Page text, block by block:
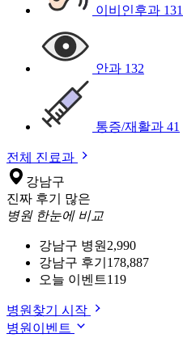
이비인후과 131
안과 132
통증/재활과 41
전체 진료과
강남구
진짜 후기 많은
병원 한눈에 비교
강남구 병원 2,990
강남구 후기 178,887
오늘 이벤트119
병원찾기 시작
병원이벤트